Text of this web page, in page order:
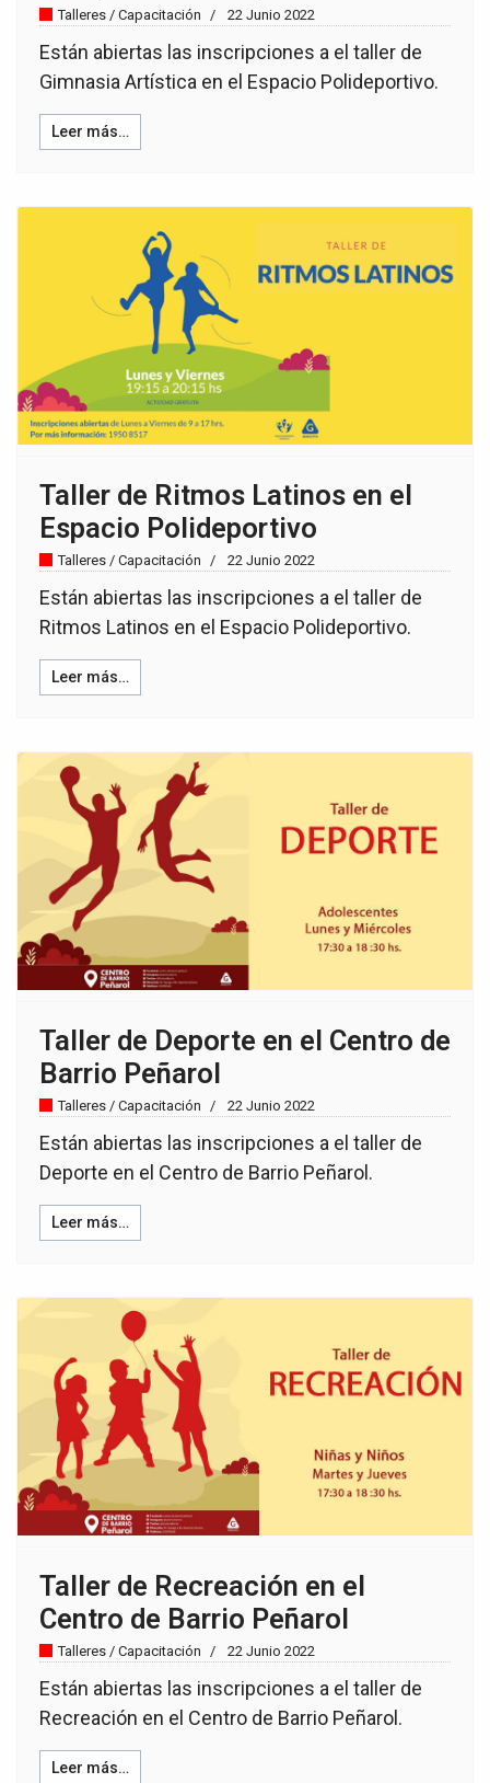
Talleres / Capacitación 22 Junio 2022
Están abiertas las inscripciones a el taller de
Gimnasia Artística en el Espacio Polideportivo.
Leer más…
Taller de Ritmos Latinos en el
Espacio Polideportivo
Talleres / Capacitación 22 Junio 2022
Están abiertas las inscripciones a el taller de
Ritmos Latinos en el Espacio Polideportivo.
Leer más…
Taller de Deporte en el Centro de
Barrio Peñarol
Talleres / Capacitación 22 Junio 2022
Están abiertas las inscripciones a el taller de
Deporte en el Centro de Barrio Peñarol.
Leer más…
Taller de Recreación en el
Centro de Barrio Peñarol
Talleres / Capacitación 22 Junio 2022
Están abiertas las inscripciones a el taller de
Recreación en el Centro de Barrio Peñarol.
Leer más…